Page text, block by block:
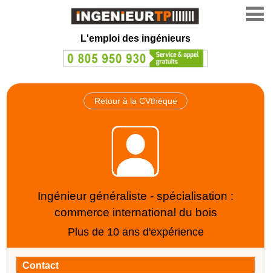
L'emploi des ingénieurs
Retour à la CVthèque
Ingénieur généraliste - spécialisation :
commerce international du bois
Plus de 10 ans d'expérience
Contact